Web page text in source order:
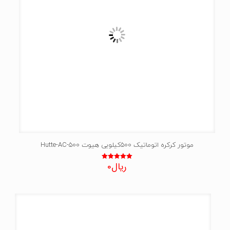
موتور کرکره اتوماتیک 500کیلویی هیوت Hutte-AC-500
نمره
5.00
ریال0